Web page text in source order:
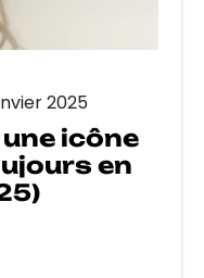
2025
icône
en